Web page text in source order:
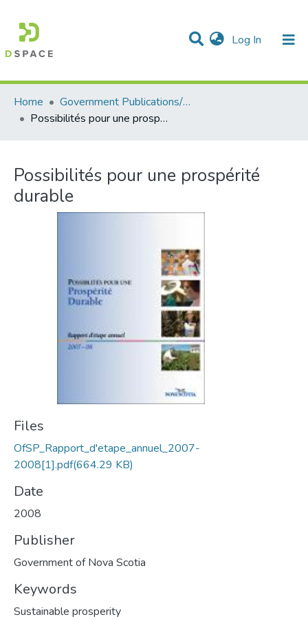
Log In (current)
Communities & Collections
Statistics
All of DSpace
Home
Government Publications/Publications gouvernementales
Possibilités pour une prospérité durable
Possibilités pour une prospérité
durable
Files
OfSP_Rapport_d'etape_annuel_2007-
2008[1].pdf(664.29 KB)
Date
2008
Publisher
Government of Nova Scotia
Keywords
Sustainable prosperity